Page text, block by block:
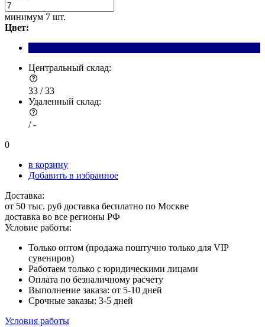
минимум 7 шт.
Цвет:
Центральный склад:
33 /33
Удаленный склад:
/-
0
в корзину
Добавить в избранное
Доставка:
от 50 тыс. руб доставка бесплатно по Москве
доставка во все регионы РФ
Условие работы:
Только оптом (продажа поштучно только для VIP
сувениров)
Работаем только с юридическими лицами
Оплата по безналичному расчету
Выполнение заказа: от 5-10 дней
Срочные заказы: 3-5 дней
Условия работы